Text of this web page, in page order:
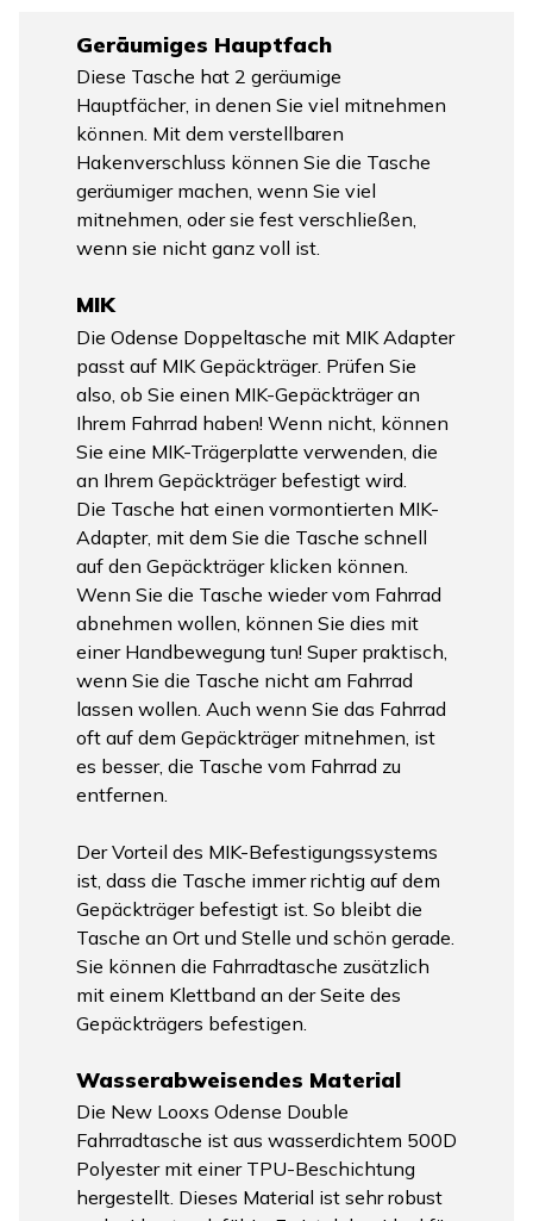
Geräumiges Hauptfach
Diese Tasche hat 2 geräumige
Hauptfächer, in denen Sie viel mitnehmen
können. Mit dem verstellbaren
Hakenverschluss können Sie die Tasche
geräumiger machen, wenn Sie viel
mitnehmen, oder sie fest verschließen,
wenn sie nicht ganz voll ist.
MIK
Die Odense Doppeltasche mit MIK Adapter
passt auf MIK Gepäckträger. Prüfen Sie
also, ob Sie einen MIK-Gepäckträger an
Ihrem Fahrrad haben! Wenn nicht, können
Sie eine MIK-Trägerplatte verwenden, die
an Ihrem Gepäckträger befestigt wird.
Die Tasche hat einen vormontierten MIK-
Adapter, mit dem Sie die Tasche schnell
auf den Gepäckträger klicken können.
Wenn Sie die Tasche wieder vom Fahrrad
abnehmen wollen, können Sie dies mit
einer Handbewegung tun! Super praktisch,
wenn Sie die Tasche nicht am Fahrrad
lassen wollen. Auch wenn Sie das Fahrrad
oft auf dem Gepäckträger mitnehmen, ist
es besser, die Tasche vom Fahrrad zu
entfernen.
Der Vorteil des MIK-Befestigungssystems
ist, dass die Tasche immer richtig auf dem
Gepäckträger befestigt ist. So bleibt die
Tasche an Ort und Stelle und schön gerade.
Sie können die Fahrradtasche zusätzlich
mit einem Klettband an der Seite des
Gepäckträgers befestigen.
Wasserabweisendes Material
Die New Looxs Odense Double
Fahrradtasche ist aus wasserdichtem 500D
Polyester mit einer TPU-Beschichtung
hergestellt. Dieses Material ist sehr robust